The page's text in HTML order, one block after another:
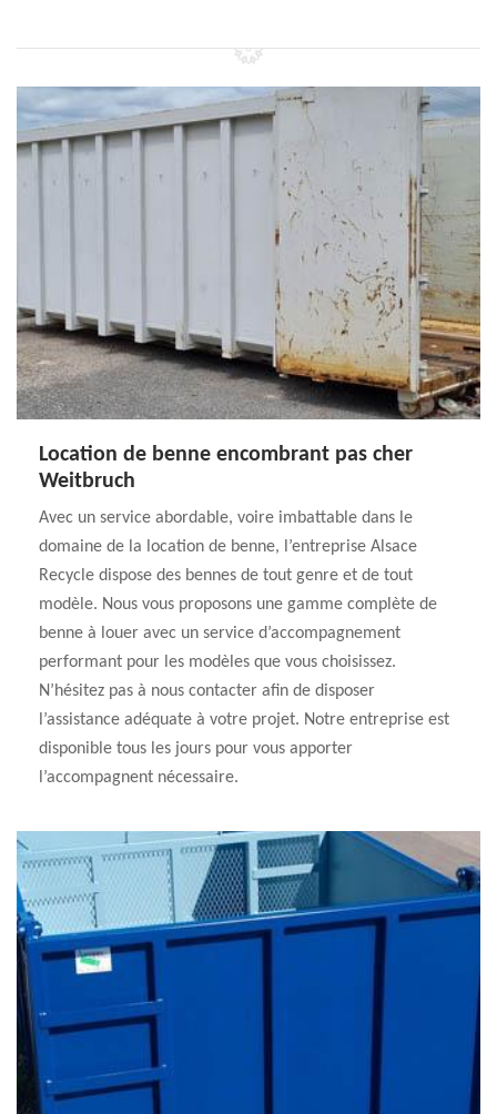
Location de benne encombrant pas cher
Weitbruch
Avec un service abordable, voire imbattable dans le
domaine de la location de benne, l’entreprise Alsace
Recycle dispose des bennes de tout genre et de tout
modèle. Nous vous proposons une gamme complète de
benne à louer avec un service d’accompagnement
performant pour les modèles que vous choisissez.
N’hésitez pas à nous contacter afin de disposer
l’assistance adéquate à votre projet. Notre entreprise est
disponible tous les jours pour vous apporter
l’accompagnent nécessaire.